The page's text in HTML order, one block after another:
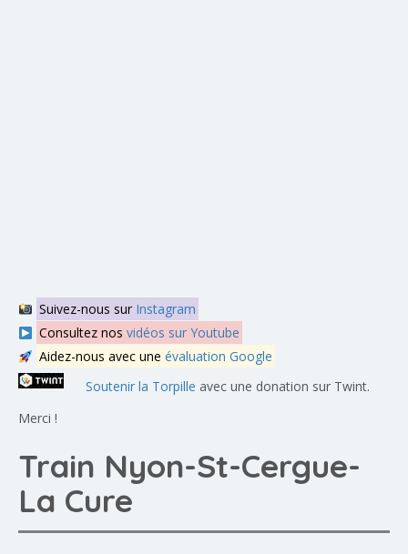
Suivez-nous sur Instagram
Consultez nos vidéos sur Youtube
Aidez-nous avec une évaluation Google
Soutenir la Torpille avec une donation sur Twint.
Merci !
Train Nyon-St-Cergue-
La Cure